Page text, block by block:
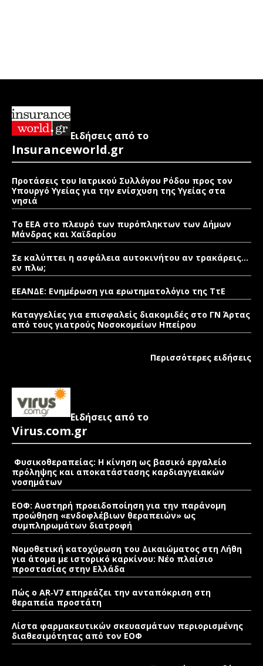
Ειδήσεις από το
Insuranceworld.gr
Προτάσεις του Ιατρικού Συλλόγου Ρόδου προς τον
Υπουργό Υγείας για την ενίσχυση της Υγείας στα
νησιά
Το ΕΕΑ στο πλευρό των πυρόπληκτων των Δήμων
Μάνδρας και Χαϊδαρίου
Σε καλύπτει η ασφάλεια αυτοκινήτου αν τρακάρεις…
εν πλω;
ΕΕΑΝΔΕ: Ενημέρωση για ερωτηματολόγιο της ΤτΕ
Καταγγελίες για επισφαλείς διακομιδές στο ΓΝ Άρτας
από τους γιατρούς Νοσοκομείων Ηπείρου
Περισσότερες ειδήσεις
Ειδήσεις από το
Virus.com.gr
Φυσικοθεραπείας: Η κίνηση ως βασικό εργαλείο
πρόληψης και αποκατάστασης καρδιαγγειακών
νοσημάτων
ΕΟΦ: Αυστηρή προειδοποίηση για την παράνομη
προώθηση «ενδοφλέβιων θεραπειών» ως
συμπληρωμάτων διατροφή
Νομοθετική κατοχύρωση του Δικαιώματος στη Λήθη
για άτομα με ιστορικό καρκίνου: Νέο πλαίσιο
προστασίας στην Ελλάδα
Πώς ο AR‑V7 επηρεάζει την ανταπόκριση στη
θεραπεία προστάτη
Λίστα φαρμακευτικών σκευασμάτων περιορισμένης
διαθεσιμότητας από τον ΕΟΦ